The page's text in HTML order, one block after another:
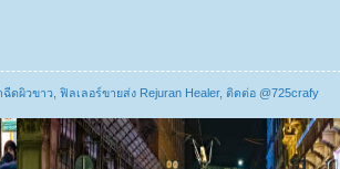
ดผิวขาว, ฟิลเลอร์ขายส่ง Rejuran Healer, ติดต่อ @725crafy